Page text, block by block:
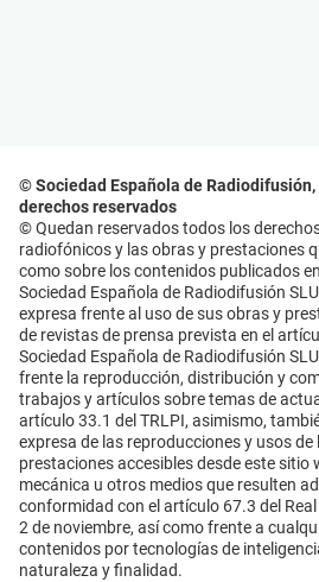
© Sociedad Española de Radiodifusión,
derechos reservados
© Quedan reservados todos los
radiofónicos y las obras y prestaciones
como sobre los contenidos publicados
Sociedad Española de Radiodifusión
expresa frente al uso de sus obras y
de revistas de prensa prevista en el
Sociedad Española de Radiodifusión
frente la reproducción, distribución y
trabajos y artículos sobre temas de
artículo 33.1 del TRLPI, asimismo,
expresa de las reproducciones y usos
prestaciones accesibles desde este sitio
mecánica u otros medios que resulten
conformidad con el artículo 67.3 del
2 de noviembre, así como frente a
contenidos por tecnologías de
naturaleza y finalidad.